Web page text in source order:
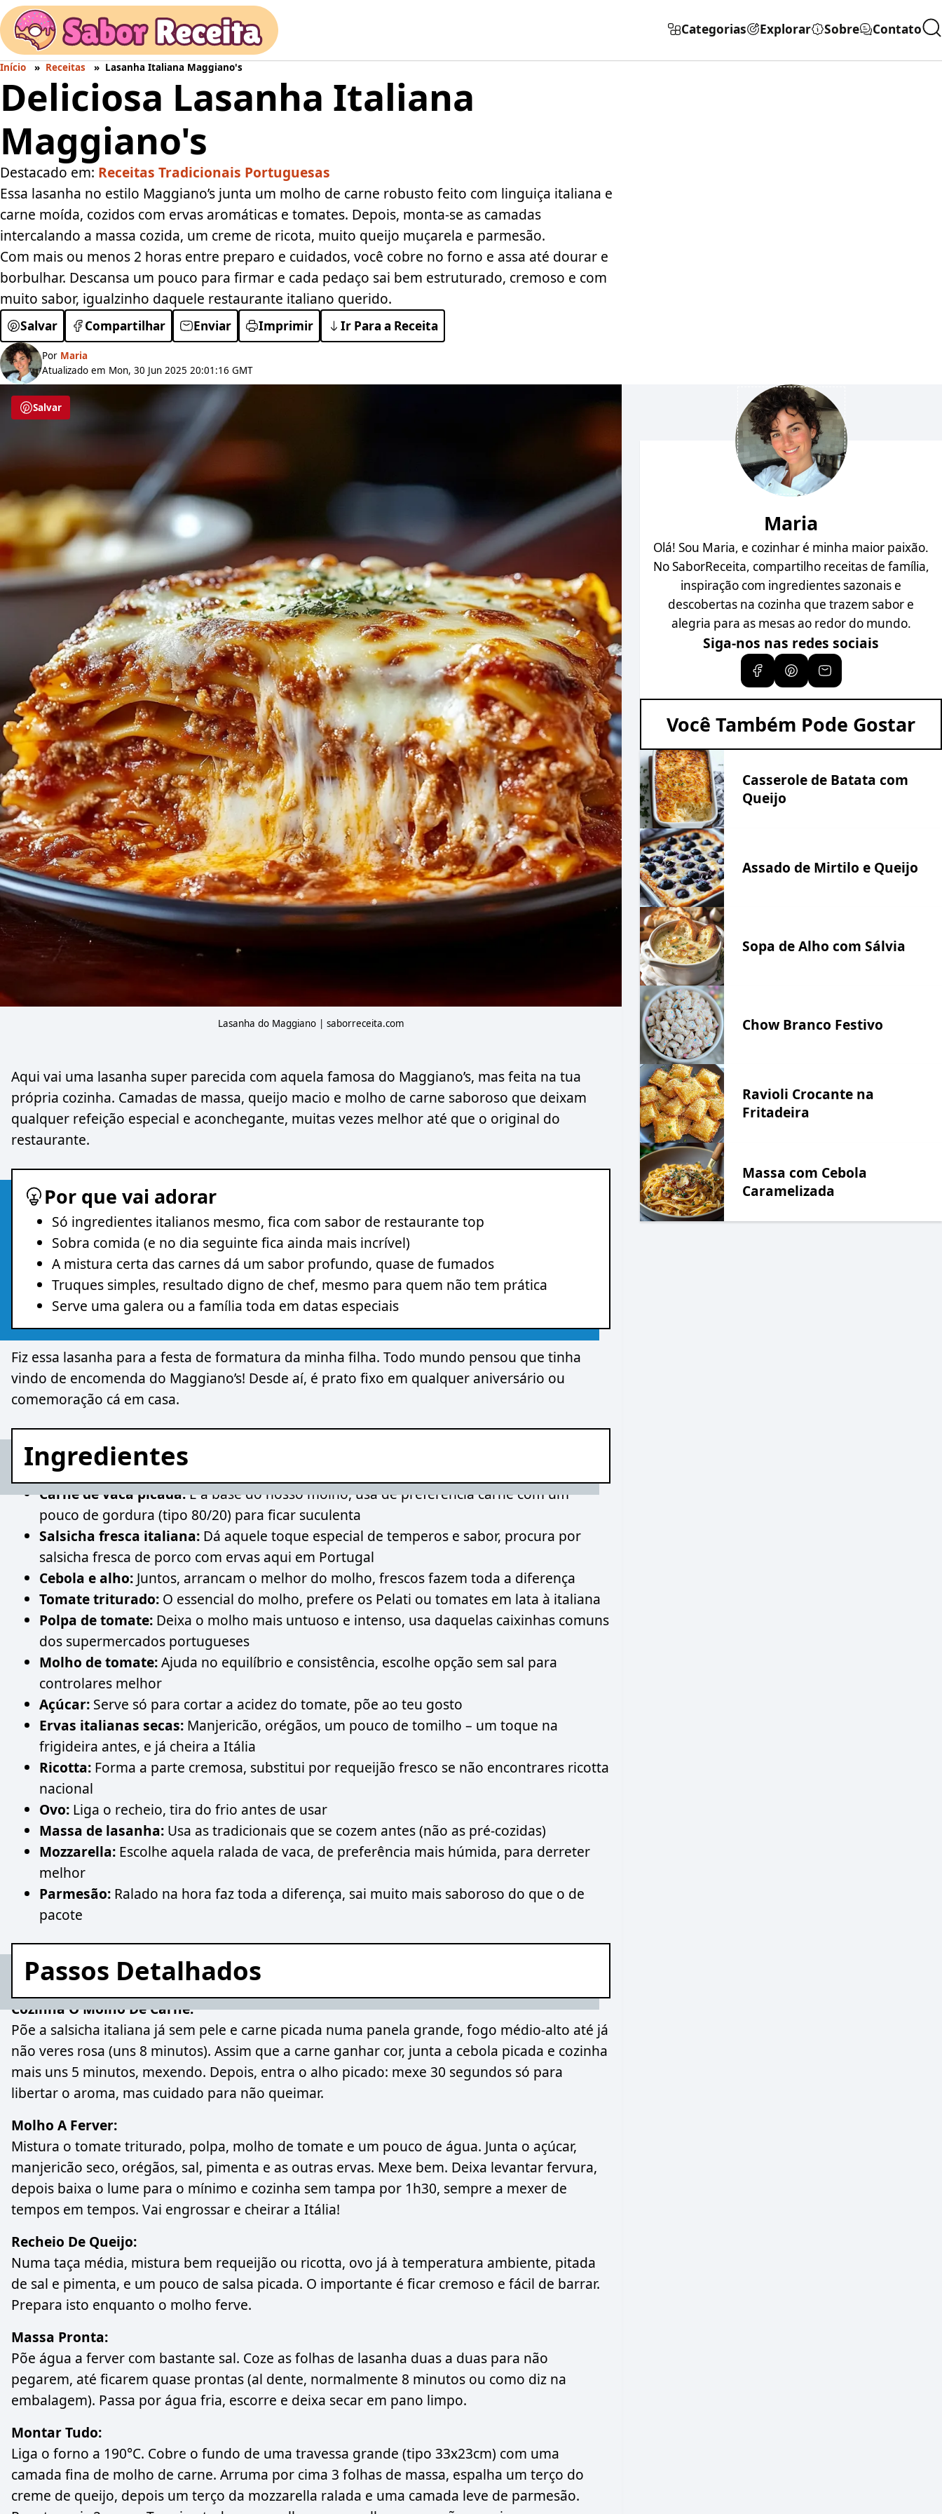
Categorias Explorar Sobre Contato
Início Receitas Lasanha Italiana Maggiano's
Deliciosa Lasanha Italiana
Maggiano's
Destacado em: Receitas Tradicionais Portuguesas
Essa lasanha no estilo Maggiano’s junta um molho de carne robusto feito com linguiça italiana e
carne moída, cozidos com ervas aromáticas e tomates. Depois, monta-se as camadas
intercalando a massa cozida, um creme de ricota, muito queijo muçarela e parmesão.
Com mais ou menos 2 horas entre preparo e cuidados, você cobre no forno e assa até dourar e
borbulhar. Descansa um pouco para firmar e cada pedaço sai bem estruturado, cremoso e com
muito sabor, igualzinho daquele restaurante italiano querido.
Salvar Compartilhar Enviar Imprimir Ir Para a Receita
Por Maria
Atualizado em Mon, 30 Jun 2025 20:01:16 GMT
Salvar
Lasanha do Maggiano | saborreceita.com
Aqui vai uma lasanha super parecida com aquela famosa do Maggiano’s, mas feita na tua
própria cozinha. Camadas de massa, queijo macio e molho de carne saboroso que deixam
qualquer refeição especial e aconchegante, muitas vezes melhor até que o original do
restaurante.
Por que vai adorar
Só ingredientes italianos mesmo, fica com sabor de restaurante top
Sobra comida (e no dia seguinte fica ainda mais incrível)
A mistura certa das carnes dá um sabor profundo, quase de fumados
Truques simples, resultado digno de chef, mesmo para quem não tem prática
Serve uma galera ou a família toda em datas especiais
Fiz essa lasanha para a festa de formatura da minha filha. Todo mundo pensou que tinha
vindo de encomenda do Maggiano’s! Desde aí, é prato fixo em qualquer aniversário ou
comemoração cá em casa.
Ingredientes
Carne de vaca picada:É a base do nosso molho, usa de preferência carne com um
pouco de gordura (tipo 80/20) para ficar suculenta
Salsicha fresca italiana: Dá aquele toque especial de temperos e sabor, procura por
salsicha fresca de porco com ervas aqui em Portugal
Cebola e alho: Juntos, arrancam o melhor do molho, frescos fazem toda a diferença
Tomate triturado: O essencial do molho, prefere os Pelati ou tomates em lata à italiana
Polpa de tomate: Deixa o molho mais untuoso e intenso, usa daquelas caixinhas comuns
dos supermercados portugueses
Molho de tomate:Ajuda no equilíbrio e consistência, escolhe opção sem sal para
controlares melhor
Açúcar: Serve só para cortar a acidez do tomate, põe ao teu gosto
Ervas italianas secas: Manjericão, orégãos, um pouco de tomilho – um toque na
frigideira antes, e já cheira a Itália
Ricotta: Forma a parte cremosa, substitui por requeijão fresco se não encontrares ricotta
nacional
Ovo: Liga o recheio, tira do frio antes de usar
Massa de lasanha: Usa as tradicionais que se cozem antes (não as pré-cozidas)
Mozzarella: Escolhe aquela ralada de vaca, de preferência mais húmida, para derreter
melhor
Parmesão: Ralado na hora faz toda a diferença, sai muito mais saboroso do que o de
pacote
Passos Detalhados
Cozinha O Molho De Carne:
Põe a salsicha italiana já sem pele e carne picada numa panela grande, fogo médio-alto até já
não veres rosa (uns 8 minutos). Assim que a carne ganhar cor, junta a cebola picada e cozinha
mais uns 5 minutos, mexendo. Depois, entra o alho picado: mexe 30 segundos só para
libertar o aroma, mas cuidado para não queimar.
Molho A Ferver:
Mistura o tomate triturado, polpa, molho de tomate e um pouco de água. Junta o açúcar,
manjericão seco, orégãos, sal, pimenta e as outras ervas. Mexe bem. Deixa levantar fervura,
depois baixa o lume para o mínimo e cozinha sem tampa por 1h30, sempre a mexer de
tempos em tempos. Vai engrossar e cheirar a Itália!
Recheio De Queijo:
Numa taça média, mistura bem requeijão ou ricotta, ovo já à temperatura ambiente, pitada
de sal e pimenta, e um pouco de salsa picada. O importante é ficar cremoso e fácil de barrar.
Prepara isto enquanto o molho ferve.
Massa Pronta:
Põe água a ferver com bastante sal. Coze as folhas de lasanha duas a duas para não
pegarem, até ficarem quase prontas (al dente, normalmente 8 minutos ou como diz na
embalagem). Passa por água fria, escorre e deixa secar em pano limpo.
Montar Tudo:
Liga o forno a 190°C. Cobre o fundo de uma travessa grande (tipo 33x23cm) com uma
camada fina de molho de carne. Arruma por cima 3 folhas de massa, espalha um terço do
creme de queijo, depois um terço da mozzarella ralada e uma camada leve de parmesão.
Maria
Olá! Sou Maria, e cozinhar é minha maior paixão.
No SaborReceita, compartilho receitas de família,
inspiração com ingredientes sazonais e
descobertas na cozinha que trazem sabor e
alegria para as mesas ao redor do mundo.
Siga-nos nas redes sociais
Você Também Pode Gostar
Casserole de Batata com
Queijo
Assado de Mirtilo e Queijo
Sopa de Alho com Sálvia
Chow Branco Festivo
Ravioli Crocante na
Fritadeira
Massa com Cebola
Caramelizada